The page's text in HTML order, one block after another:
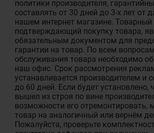
политики производителя,
составлять от 30 дней до 3-х лет от
нашем интернет магазине. Товарный
подтверждающий покупку товара,
обязательным документом для
гарантии на товар. По всем
обслуживания товара необходимо
наш офис. Срок рассмотрения
устанавливается производителем и
до 60 дней. Если будет установлено,
вышел из строя по вине
возможности его отремонтировать,
товар на аналогичный или вернём
Пожалуйста, проверьте